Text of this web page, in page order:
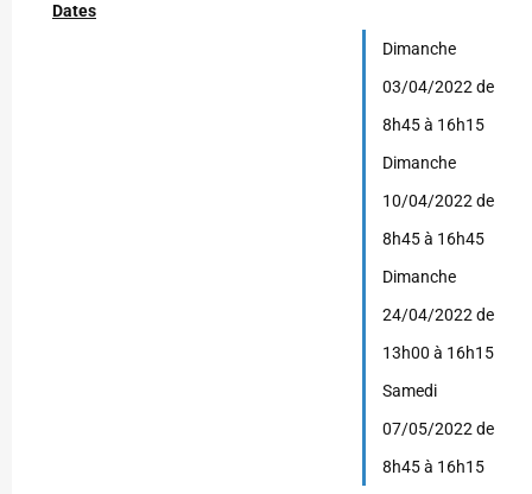
Dates
Dimanche
03/04/2022 de
8h45 à 16h15
Dimanche
10/04/2022 de
8h45 à 16h45
Dimanche
24/04/2022 de
13h00 à 16h15
Samedi
07/05/2022 de
8h45 à 16h15